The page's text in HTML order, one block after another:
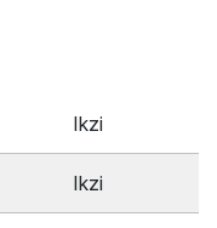
Ikzi
Ikzi